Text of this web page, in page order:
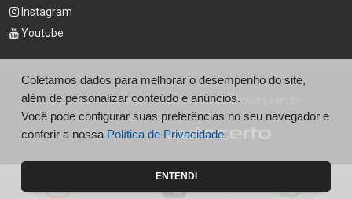
Instagram
Youtube
© Cultural Automoveis - http://culturalautomoveis.com.br/
Desenvolvido por
Coletamos dados para melhorar o desempenho do site,
além de personalizar conteúdo e anúncios.
Você pode configurar suas preferências no seu navegador e
conferir a nossa Política de Privacidade.
ENTENDI